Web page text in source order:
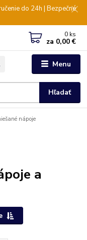
do 24h | Bezpečné
Menu
Hľadať
0 ks
za 0,00 €
nápoje
a